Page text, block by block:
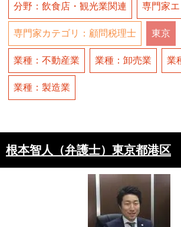
分野：飲食店・観光業関連 専門家
専門家カテゴリ：顧問税理士 東京
業種：不動産業 業種：卸売業 業
業種：製造業
根本智人（弁護士）東京都港区